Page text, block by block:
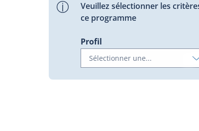
Veuillez sélectionner les
ce programme
Profil